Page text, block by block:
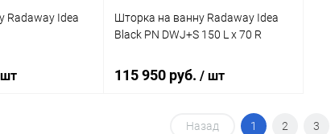
Radaway Idea
Шторка на ванну Radaway Idea
Black PN DWJ+S 150 L x 70 R
115 950 руб. / шт
Назад 1 2 3